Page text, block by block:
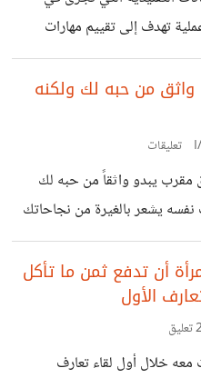
تهدف إلى تقييم مهارات
بالحياة العملية؟ هل أنت مع
من حبه لك ولكنه
يبدو واثقاً من حبه لك
يشعر بالغيرة من نجاحاتك
بشكل مباشر أو غير
أن تدفع ثمن ما تأكل
الأول
خلال أول لقاء تعارف